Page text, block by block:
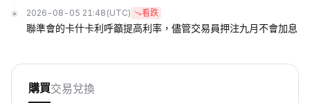
2026-08-05 21:48 (UTC) 看跌
聯準會的卡什卡利呼籲提高利率，儘管交易員押注九月不會加息
購買交易兌換